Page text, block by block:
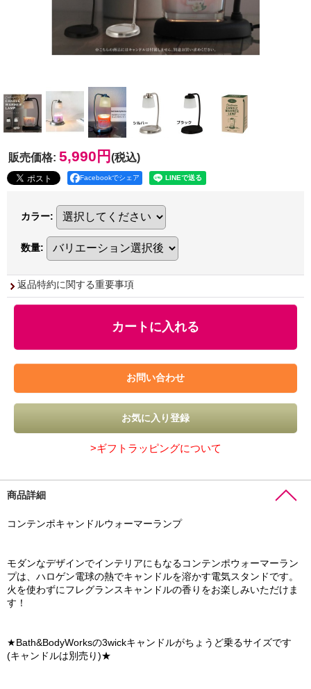
販売価格: 5,990円 (税込)
Facebookでシェア
カラー:
数量:
返品特約に関する重要事項
>ギフトラッピングについて
商品詳細
コンテンポキャンドルウォーマーランプ
モダンなデザインでインテリアにもなるコンテンポウォーマーラン
プは、ハロゲン電球の熱でキャンドルを溶かす電気スタンドです。
火を使わずにフレグランスキャンドルの香りをお楽しみいただけま
す！
★Bath&BodyWorksの3wickキャンドルがちょうど乗るサイズです
(キャンドルは別売り)★